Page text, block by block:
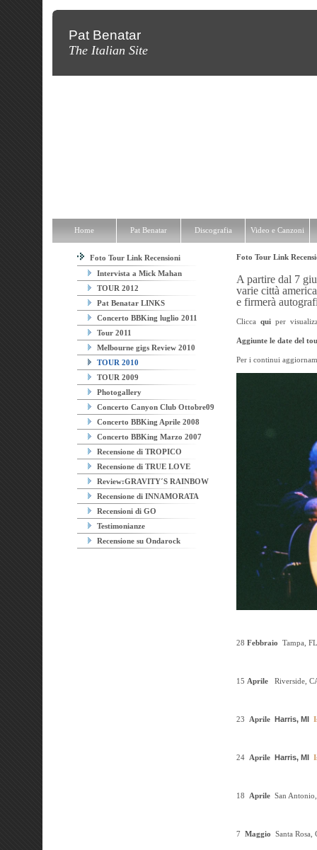
Pat Benatar
The Italian Site
Foto Tour Link Recensioni
Intervista a Mick Mahan
TOUR 2012
Pat Benatar LINKS
Concerto BBKing luglio 2011
Tour 2011
Melbourne gigs Review 2010
TOUR 2010
TOUR 2009
Photogallery
Concerto Canyon Club Ottobre09
Concerto BBKing Aprile 2008
Concerto BBKing Marzo 2007
Recensione di TROPICO
Recensione di TRUE LOVE
Review:GRAVITY´S RAINBOW
Recensione di INNAMORATA
Recensioni di GO
Testimonianze
Recensione su Ondarock
Foto Tour Link
A partire dal 7
varie città
e firmerà auto
Clicca qui per
Aggiunte le date del
Per i continui
28 Febbraio Tampa, FL
15 Aprile Riverside,
23 Aprile Harris, MI
24 Aprile Harris, MI
18 Aprile San
7 Maggio Santa Rosa,
Home Pat Benatar Discografia Video e Canzoni